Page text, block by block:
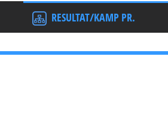
RESULTAT/KAMP PR.